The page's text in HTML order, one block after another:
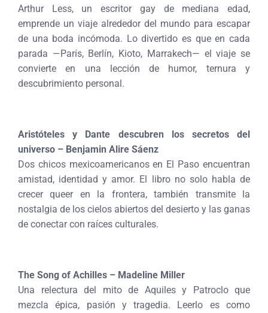
Arthur Less, un escritor gay de mediana edad,
emprende un viaje alrededor del mundo para escapar
de una boda incómoda. Lo divertido es que en cada
parada —París, Berlín, Kioto, Marrakech— el viaje se
convierte en una lección de humor, ternura y
descubrimiento personal.
Aristóteles y Dante descubren los secretos del
universo – Benjamin Alire Sáenz
Dos chicos mexicoamericanos en El Paso encuentran
amistad, identidad y amor. El libro no solo habla de
crecer queer en la frontera, también transmite la
nostalgia de los cielos abiertos del desierto y las ganas
de conectar con raíces culturales.
The Song of Achilles – Madeline Miller
Una relectura del mito de Aquiles y Patroclo que
mezcla épica, pasión y tragedia. Leerlo es como